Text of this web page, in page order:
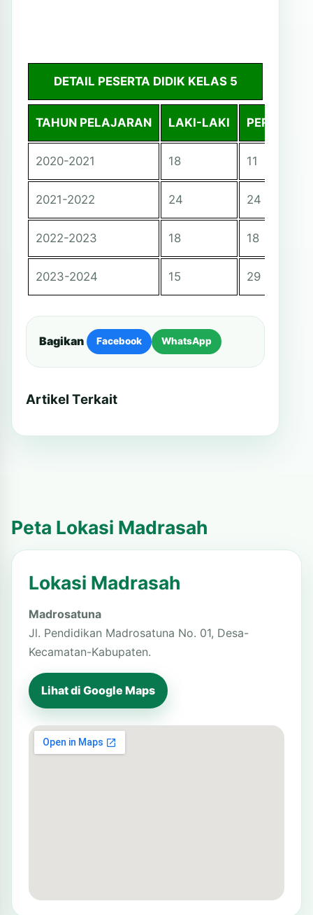
DETAIL PESERTA DIDIK KELAS 5
TAHUN PELAJARAN LAKI-LAKI
2020-2021 18 11
2021-2022 24 24
2022-2023 18 18
2023-2024 15 29
Bagikan Facebook WhatsApp
Artikel Terkait
Peta Lokasi Madrasah
Lokasi Madrasah
Madrosatuna
Jl. Pendidikan Madrosatuna No. 01, Desa-
Kecamatan-Kabupaten.
Lihat di Google Maps